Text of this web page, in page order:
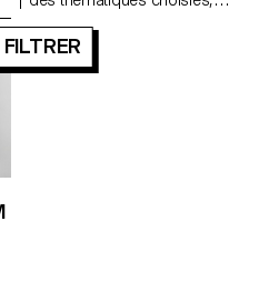
genre photographique
s’appuyant sur une diversité de
formes, de couleurs et de